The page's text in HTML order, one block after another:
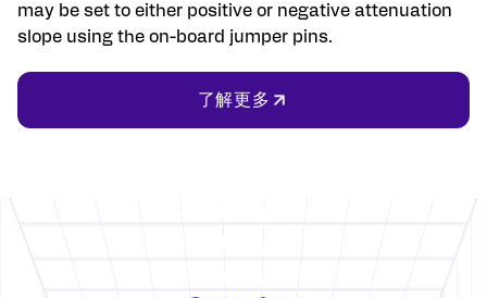
may be set to either positive or negative attenuation
slope using the on-board jumper pins.
了解更多